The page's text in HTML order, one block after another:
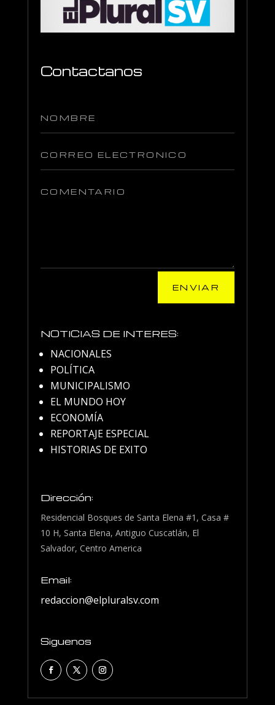
Contactanos
ENVIAR
NOTICIAS DE INTERES:
NACIONALES
POLÍTICA
MUNICIPALISMO
EL MUNDO HOY
ECONOMÍA
REPORTAJE ESPECIAL
HISTORIAS DE EXITO
Dirección:
Residencial Bosques de Santa Elena #1, Casa #
10 H, Santa Elena, Antiguo Cuscatlán, El
Salvador, Centro America
Email:
redaccion@elpluralsv.com
Siguenos